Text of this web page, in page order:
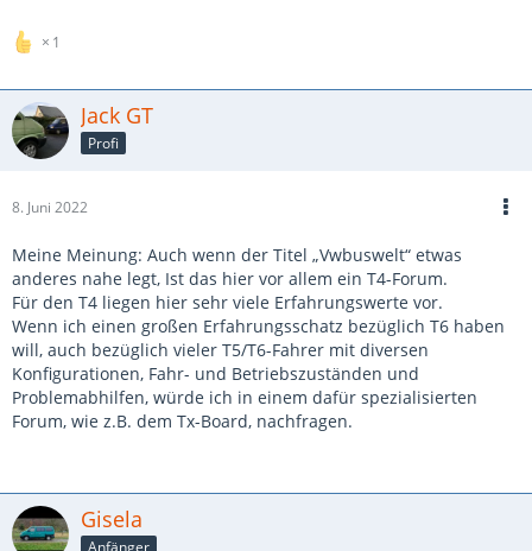
1
Jack GT
Profi
8. Juni 2022
Meine Meinung: Auch wenn der Titel „Vwbuswelt“ etwas
anderes nahe legt, Ist das hier vor allem ein T4-Forum.
Für den T4 liegen hier sehr viele Erfahrungswerte vor.
Wenn ich einen großen Erfahrungsschatz bezüglich T6 haben
will, auch bezüglich vieler T5/T6-Fahrer mit diversen
Konfigurationen, Fahr- und Betriebszuständen und
Problemabhilfen, würde ich in einem dafür spezialisierten
Forum, wie z.B. dem Tx-Board, nachfragen.
Gisela
Anfänger